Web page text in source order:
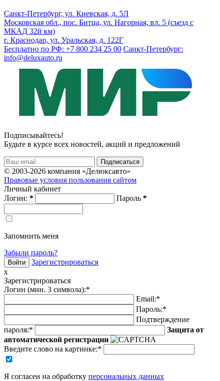
Санкт-Петербург, ул. Киевская, д. 5Л
Московская обл., пос. Битца, ул. Нагорная, вл. 5 (съезд с
МКАД 32й км)
г. Краснодар, ул. Уральская, д. 122Г
Бесплатно по РФ: +7 800 234 25 00 Санкт-Петербург:
info@deluxauto.ru
Подписывайтесь!
Будьте в курсе всех новостей, акций и предложений
© 2003-2026 компания «Делюксавто»
Правовые условия пользования сайтом
Личный кабинет
Логин: * Пароль *
Запомнить меня
Забыли пароль?
Зарегистрироваться
x
Зарегистрироваться
Логин (мин. 3 символа):*
Email:*
Пароль:*
Подтверждение
пароля:*
Защита от
автоматической регистрации
Введите слово на картинке:*
Я согласен на обработку персональных данных